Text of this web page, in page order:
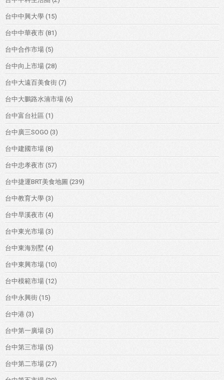
台中中興大學 (15)
台中中華夜市 (81)
台中合作市場 (5)
台中向上市場 (28)
台中大遠百美食街 (7)
台中大鵬路水湳市場 (6)
台中富台社區 (1)
台中廣三SOGO (3)
台中建國市場 (8)
台中忠孝夜市 (57)
台中捷運BRT美食地圖 (239)
台中教育大學 (3)
台中旱溪夜市 (4)
台中東光市場 (3)
台中東海別墅 (4)
台中東興市場 (10)
台中模範市場 (12)
台中永興街 (15)
台中港 (3)
台中第一廣場 (3)
台中第三市場 (5)
台中第二市場 (27)